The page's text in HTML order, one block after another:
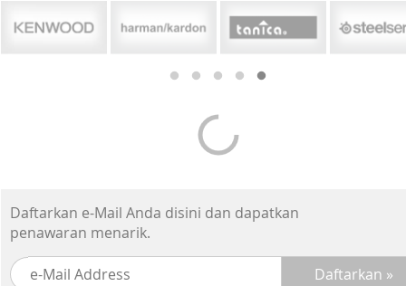
Daftarkan e-Mail Anda disini dan dapatkan
penawaran menarik.